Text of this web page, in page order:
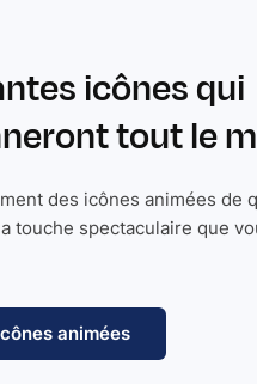
icônes qui
tout le
des icônes animées de
touche spectaculaire que
animées